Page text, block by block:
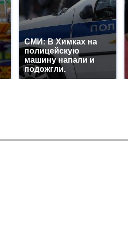
СМИ: В Химках на
полицейскую
машину напали и
подожгли.